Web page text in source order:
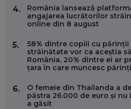
CARIERĂ DE „HACKER CU
EP. 56
DOINA VÎLCEANU,
ÎNVAȚĂ AEO ȘI GEO!
EP. 55
OLIVIU MATEI, HOLISUN:
WASHINGTON, OCHELARI
VERTICALE FĂRĂ PĂMÂNT
4.
România lansează
angajarea lucrătorilor
online din 8 august
5.
58% dintre copiii cu
străinătate vor ca aceștia
România, 20% dintre ei ar
țara în care muncesc
6.
O femeie din Thailanda a
păstra 26.000 de euro și
a găsit